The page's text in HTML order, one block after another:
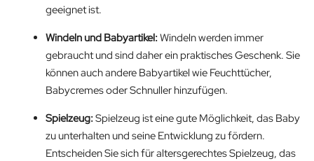
geeignet ist.
Windeln und Babyartikel:Windeln werden immer
gebraucht und sind daher ein praktisches Geschenk. Sie
können auch andere Babyartikel wie Feuchttücher,
Babycremes oder Schnuller hinzufügen.
Spielzeug:Spielzeug ist eine gute Möglichkeit, das Baby
zu unterhalten und seine Entwicklung zu fördern.
Entscheiden Sie sich für altersgerechtes Spielzeug, das